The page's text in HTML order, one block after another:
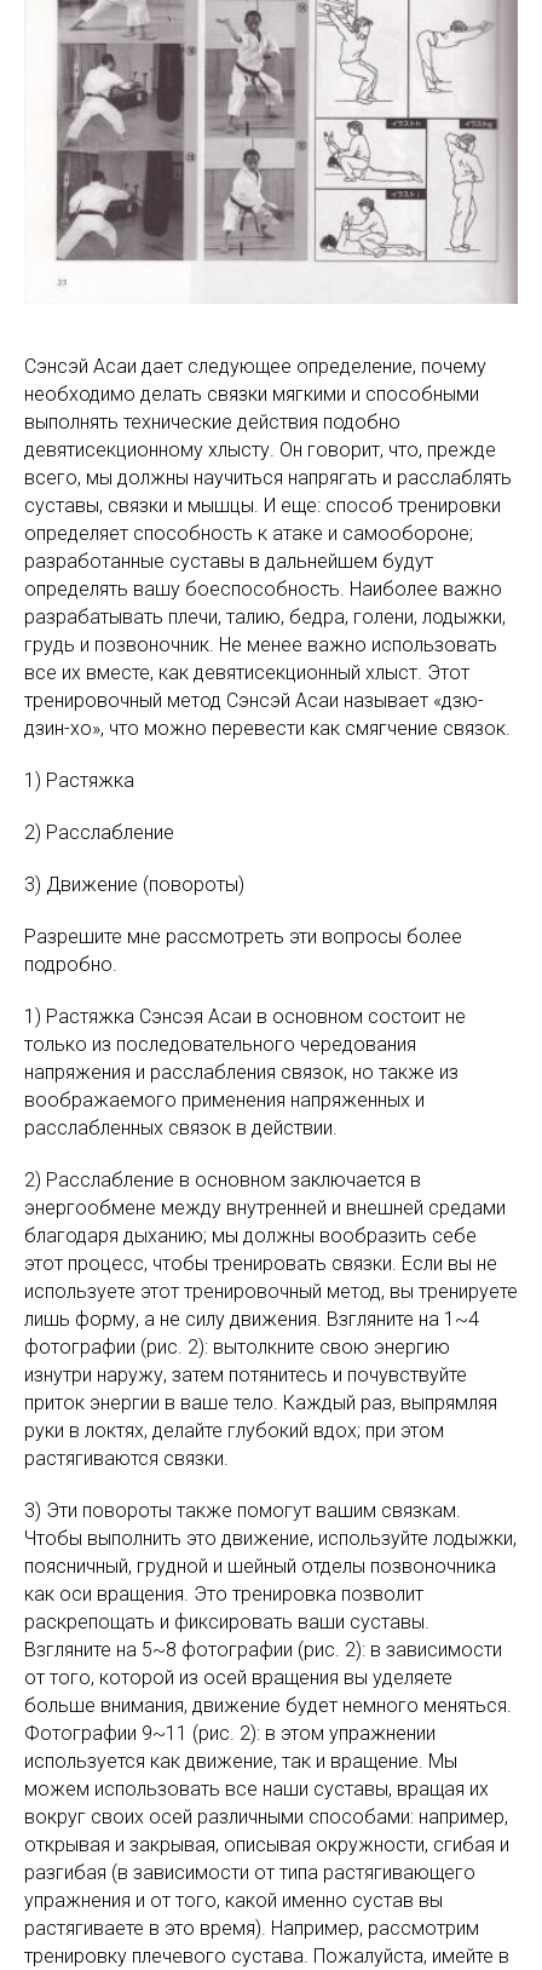
Сэнсэй Асаи дает следующее определение, почему
необходимо делать связки мягкими и способными
выполнять технические действия подобно
девятисекционному хлысту. Он говорит, что, прежде
всего, мы должны научиться напрягать и расслаблять
суставы, связки и мышцы. И еще: способ тренировки
определяет способность к атаке и самообороне;
разработанные суставы в дальнейшем будут
определять вашу боеспособность. Наиболее важно
разрабатывать плечи, талию, бедра, голени, лодыжки,
грудь и позвоночник. Не менее важно использовать
все их вместе, как девятисекционный хлыст. Этот
тренировочный метод Сэнсэй Асаи называет «дзю-
дзин-хо», что можно перевести как смягчение связок.
1) Растяжка
2) Расслабление
3) Движение (повороты)
Разрешите мне рассмотреть эти вопросы более
подробно.
1) Растяжка Сэнсэя Асаи в основном состоит не
только из последовательного чередования
напряжения и расслабления связок, но также из
воображаемого применения напряженных и
расслабленных связок в действии.
2) Расслабление в основном заключается в
энергообмене между внутренней и внешней средами
благодаря дыханию; мы должны вообразить себе
этот процесс, чтобы тренировать связки. Если вы не
используете этот тренировочный метод, вы тренируете
лишь форму, а не силу движения. Взгляните на 1~4
фотографии (рис. 2): вытолкните свою энергию
изнутри наружу, затем потянитесь и почувствуйте
приток энергии в ваше тело. Каждый раз, выпрямляя
руки в локтях, делайте глубокий вдох; при этом
растягиваются связки.
3) Эти повороты также помогут вашим связкам.
Чтобы выполнить это движение, используйте лодыжки,
поясничный, грудной и шейный отделы позвоночника
как оси вращения. Это тренировка позволит
раскрепощать и фиксировать ваши суставы.
Взгляните на 5~8 фотографии (рис. 2): в зависимости
от того, которой из осей вращения вы уделяете
больше внимания, движение будет немного меняться.
Фотографии 9~11 (рис. 2): в этом упражнении
используется как движение, так и вращение. Мы
можем использовать все наши суставы, вращая их
вокруг своих осей различными способами: например,
открывая и закрывая, описывая окружности, сгибая и
разгибая (в зависимости от типа растягивающего
упражнения и от того, какой именно сустав вы
растягиваете в это время). Например, рассмотрим
тренировку плечевого сустава. Пожалуйста, имейте в